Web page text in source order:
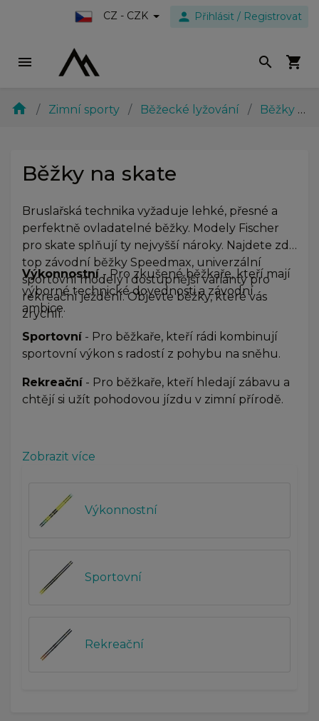
CZ - CZK person Přihlásit / Registrovat
menu search shopping_cart
home Zimní sporty Běžecké lyžování Běžky
Běžky na skate
Bruslařská technika vyžaduje lehké, přesné a
perfektně ovladatelné běžky. Modely Fischer
pro skate splňují ty nejvyšší nároky. Najdete zde
top závodní běžky Speedmax, univerzální
sportovní modely i dostupnější varianty pro
rekreační ježdění. Objevte běžky, které vás
zrychlí.
Výkonnostní- Pro zkušené běžkaře, kteří mají
výborné technické dovednosti a závodní
ambice.
Sportovní - Pro běžkaře, kteří rádi kombinují
sportovní výkon s radostí z pohybu na sněhu.
Rekreační - Pro běžkaře, kteří hledají zábavu a
chtějí si užít pohodovou jízdu v zimní přírodě.
Zobrazit více
Výkonnostní
Sportovní
Rekreační